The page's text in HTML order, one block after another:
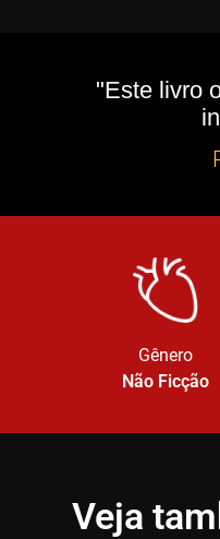
"Este livro
Gênero
Não Ficção
Veja